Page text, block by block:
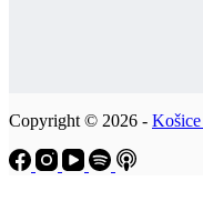
Copyright © 2026 -